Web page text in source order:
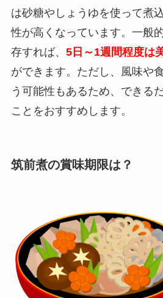
は砂糖やしょうゆを使って煮
性が高くなっています。一般
存すれば、 5日～1週間程度は
ができます。ただし、風味や
う可能性もあるため、できる
ことをおすすめします。
筑前煮の賞味期限は？